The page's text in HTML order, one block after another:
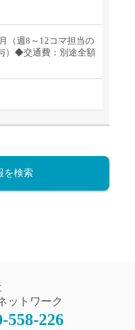
（週8～12コマ担当の
）◆交通費：別途全額
を検索
ットワーク
558-226